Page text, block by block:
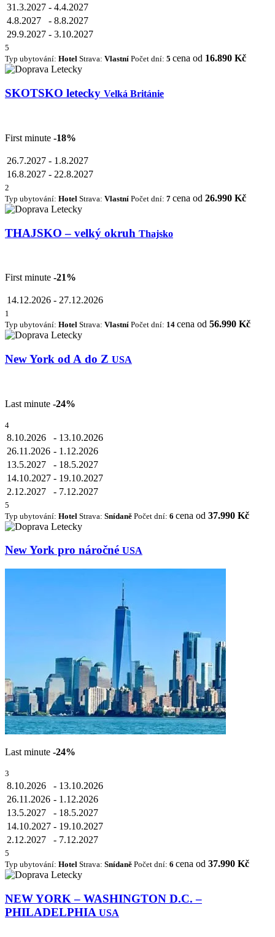
31.3.2027 - 4.4.2027
4.8.2027
- 8.8.2027
29.9.2027 - 3.10.2027
5
Typ ubytování: Hotel Strava: Vlastní Počet dní: 5 cena od 16.890 Kč
SKOTSKO letecky Velká Británie
First minute -18%
26.7.2027 - 1.8.2027
16.8.2027 - 22.8.2027
2
Typ ubytování: Hotel Strava: Vlastní Počet dní: 7 cena od 26.990 Kč
THAJSKO – velký okruh Thajsko
First minute -21%
14.12.2026 - 27.12.2026
1
Typ ubytování: Hotel Strava: Vlastní Počet dní: 14 cena od 56.990 Kč
New York od A do Z USA
Last minute -24%
4
8.10.2026 - 13.10.2026
26.11.2026 - 1.12.2026
13.5.2027
- 18.5.2027
14.10.2027 - 19.10.2027
2.12.2027
- 7.12.2027
5
Typ ubytování: Hotel Strava: Snídaně Počet dní: 6 cena od 37.990 Kč
New York pro náročné USA
Last minute -24%
3
8.10.2026 - 13.10.2026
26.11.2026 - 1.12.2026
13.5.2027
- 18.5.2027
14.10.2027 - 19.10.2027
2.12.2027
- 7.12.2027
5
Typ ubytování: Hotel Strava: Snídaně Počet dní: 6 cena od 37.990 Kč
NEW YORK – WASHINGTON D.C. –
PHILADELPHIA USA